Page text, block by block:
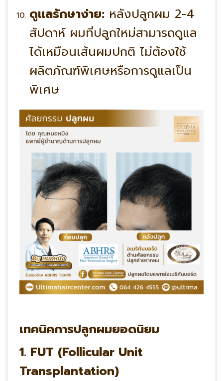
ดูแลรักษาง่าย:หลังปลูกผม 2-4
สัปดาห์ ผมที่ปลูกใหม่สามารถดูแล
ได้เหมือนเส้นผมปกติ ไม่ต้องใช้
ผลิตภัณฑ์พิเศษหรือการดูแลเป็น
พิเศษ
เทคนิคการปลูกผมยอดนิยม
1. FUT (Follicular Unit
Transplantation)